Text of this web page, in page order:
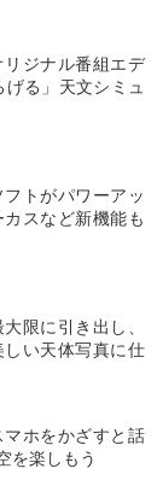
ジナル番組エデ
る」天文シミュ
トがパワーアッ
スなど新機能も
限に引き出し、
い天体写真に仕
ホをかざすと話
を楽しもう